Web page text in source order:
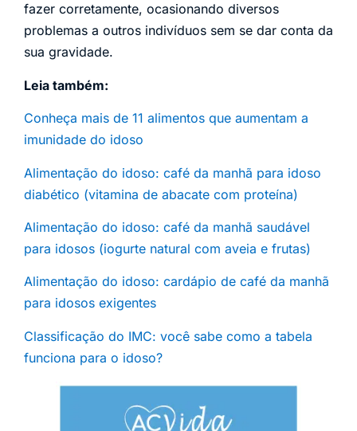
fazer corretamente, ocasionando diversos
problemas a outros indivíduos sem se dar conta da
sua gravidade.
Leia também:
Conheça mais de 11 alimentos que aumentam a
imunidade do idoso
Alimentação do idoso: café da manhã para idoso
diabético (vitamina de abacate com proteína)
Alimentação do idoso: café da manhã saudável
para idosos (iogurte natural com aveia e frutas)
Alimentação do idoso: cardápio de café da manhã
para idosos exigentes
Classificação do IMC: você sabe como a tabela
funciona para o idoso?